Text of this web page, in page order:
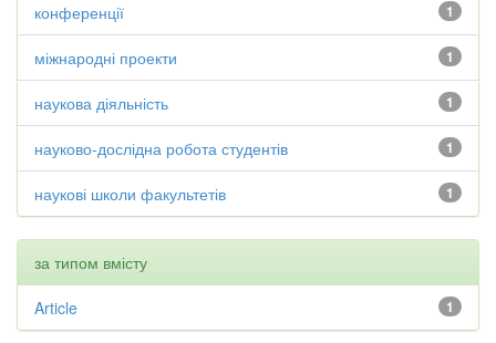
1
конференції
1
міжнародні проекти
1
наукова діяльність
1
науково-дослідна робота студентів
1
наукові школи факультетів
за типом вмісту
1
Article